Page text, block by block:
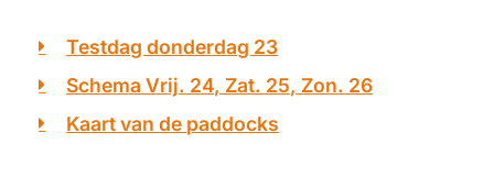
Testdag donderdag 23
Schema Vrij. 24, Zat. 25, Zon. 26
Kaart van de paddocks